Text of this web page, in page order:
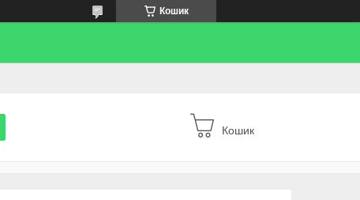
Кошик
Кошик